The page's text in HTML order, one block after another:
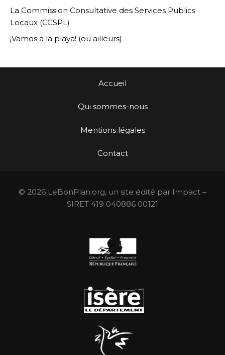
La Commission Consultative des Services Publics
Locaux (CCSPL)
¡Vamos a la playa! (ou ailleurs)
Accueil
Qui sommes-nous
Mentions légales
Contact
© 2026 LeBonPlan.org, un site édité par Impact –
SIRET 419 040886 00121